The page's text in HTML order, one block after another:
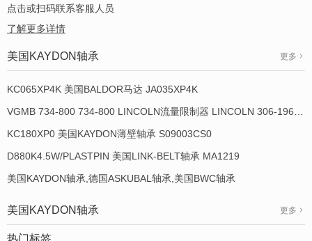
点击或扫码联系客服人员
了解更多详情
美国KAYDON轴承 更多
KC065XP4K 美国BALDOR马达 JA035XP4K
KC180XP0 美国KAYDON薄壁轴承 S09003CS0
D880K4.5W/PLASTPIN 美国LINK-BELT轴承 MA1219
美国KAYDON轴承,德国ASKUBAL轴承,美国BWC轴承
美国KAYDON轴承 更多
热门标签